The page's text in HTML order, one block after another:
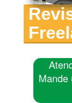
Mande